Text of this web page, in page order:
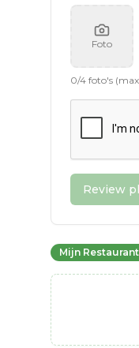
Foto
0/4 foto's
Review
Mijn